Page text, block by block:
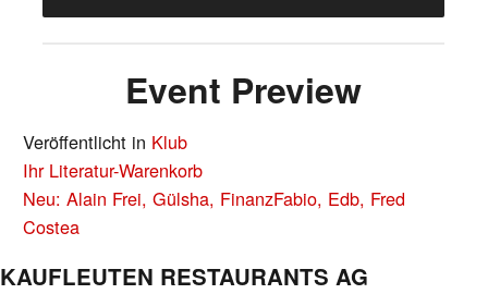
Event Preview
Veröffentlicht in Klub
BEITRAGS-
NAVIGATION
Ihr Literatur-Warenkorb
Neu: Alain Frei, Gülsha, FinanzFabio, Edb, Fred
Costea
KAUFLEUTEN RESTAURANTS AG